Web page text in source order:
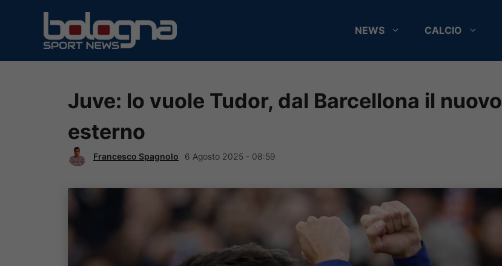
contenuto
NEWS CALCIO
Juve: lo vuole Tudor, dal Barcellona il nuovo
esterno
Francesco Spagnolo 6 Agosto 2025 - 08:59